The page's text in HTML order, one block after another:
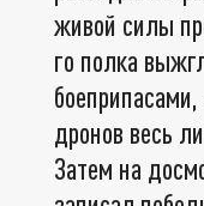
живой силы
го полка
дронов весь
Затем на